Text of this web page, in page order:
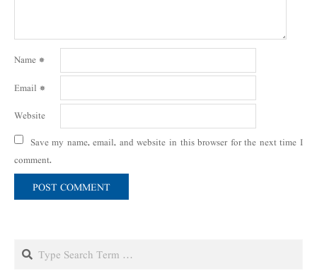
Name *
Email *
Website
Save my name, email, and website in this browser for the next time I
comment.
Search